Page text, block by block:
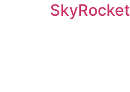
SkyRocket